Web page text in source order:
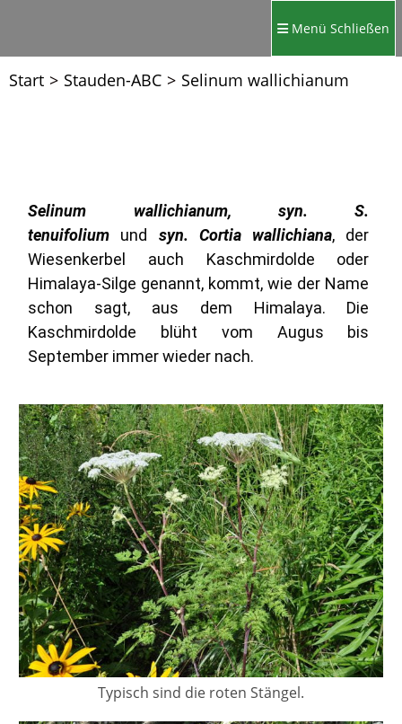
Menü Schließen
Start > Stauden-ABC > Selinum wallichianum
Selinum wallichianum, syn. S.
tenuifolium und syn. Cortia wallichiana, der
Wiesenkerbel auch Kaschmirdolde oder
Himalaya-Silge genannt, kommt, wie der Name
schon sagt, aus dem Himalaya. Die
Kaschmirdolde blüht vom Augus bis
September immer wieder nach.
Typisch sind die roten Stängel.